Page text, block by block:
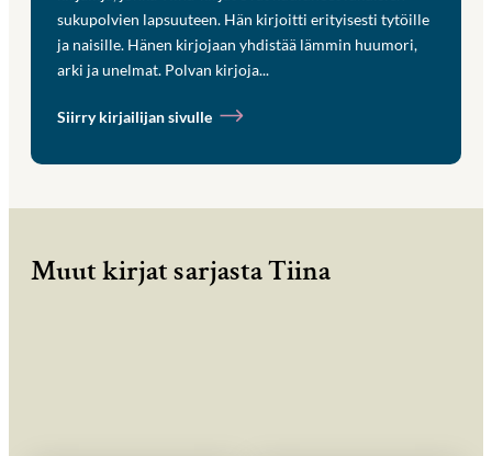
sukupolvien lapsuuteen. Hän kirjoitti erityisesti tytöille
ja naisille. Hänen kirjojaan yhdistää lämmin huumori,
arki ja unelmat. Polvan kirjoja...
Siirry kirjailijan sivulle
Muut kirjat sarjasta Tiina